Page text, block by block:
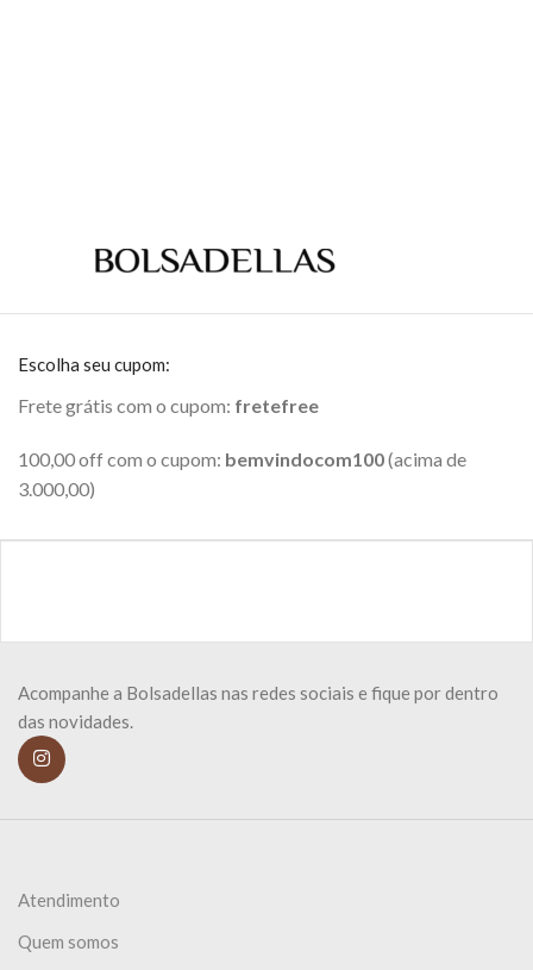
Escolha seu cupom:
Frete grátis com o cupom: fretefree
100,00 off com o cupom: bemvindocom100(acima de
3.000,00)
Acompanhe a Bolsadellas nas redes sociais e fique por dentro
das novidades.
Atendimento
Quem somos